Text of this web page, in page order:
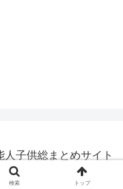
人子供総まとめサイト
芸能人子供総まとめサイト.
検索 トップ